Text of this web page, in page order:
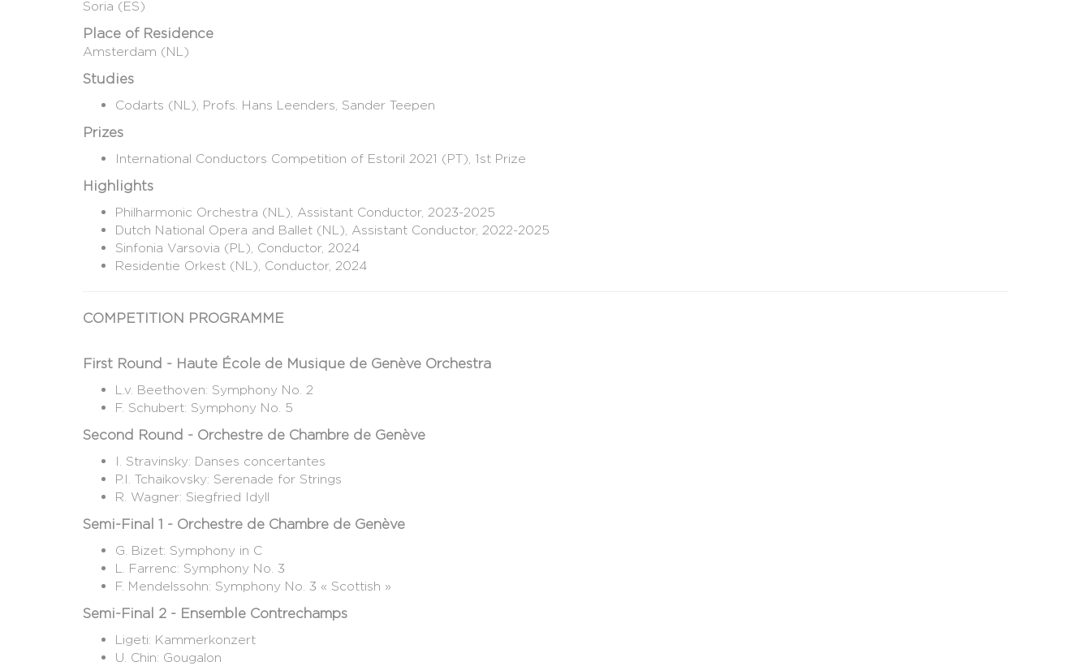
Soria (ES)
Place of Residence
Amsterdam (NL)
Studies
Codarts (NL), Profs. Hans Leenders, Sander Teepen
Prizes
International Conductors Competition of Estoril 2021 (PT), 1st Prize
Highlights
​Philharmonic Orchestra (NL), Assistant Conductor, 2023-2025
Dutch National Opera and Ballet (NL), Assistant Conductor, 2022-2025
Sinfonia Varsovia (PL), Conductor, 2024
Residentie Orkest (NL), Conductor, 2024
COMPETITION PROGRAMME
First Round - Haute École de Musique de Genève Orchestra
L.v. Beethoven: Symphony No. 2
F. Schubert: Symphony No. 5
Second Round - Orchestre de Chambre de Genève
I. Stravinsky: Danses concertantes
P.I. Tchaikovsky: Serenade for Strings
R. Wagner: Siegfried Idyll
Semi-Final 1 - Orchestre de Chambre de Genève
G. Bizet: Symphony in C
L. Farrenc: Symphony No. 3
F. Mendelssohn: Symphony No. 3 « Scottish »
Semi-Final 2 - Ensemble Contrechamps
Ligeti: Kammerkonzert
U. Chin: Gougalon